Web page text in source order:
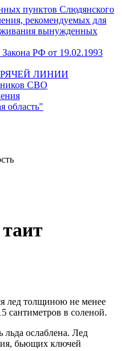
пунктов Слюдянского
рекомендуемых для
вынужденных
РФ от 19.02.1993
ЛИНИИ
СВО
область"
лед толщиною не менее
сантиметров в соленой.
льда ослаблена. Лед
бьющих ключей